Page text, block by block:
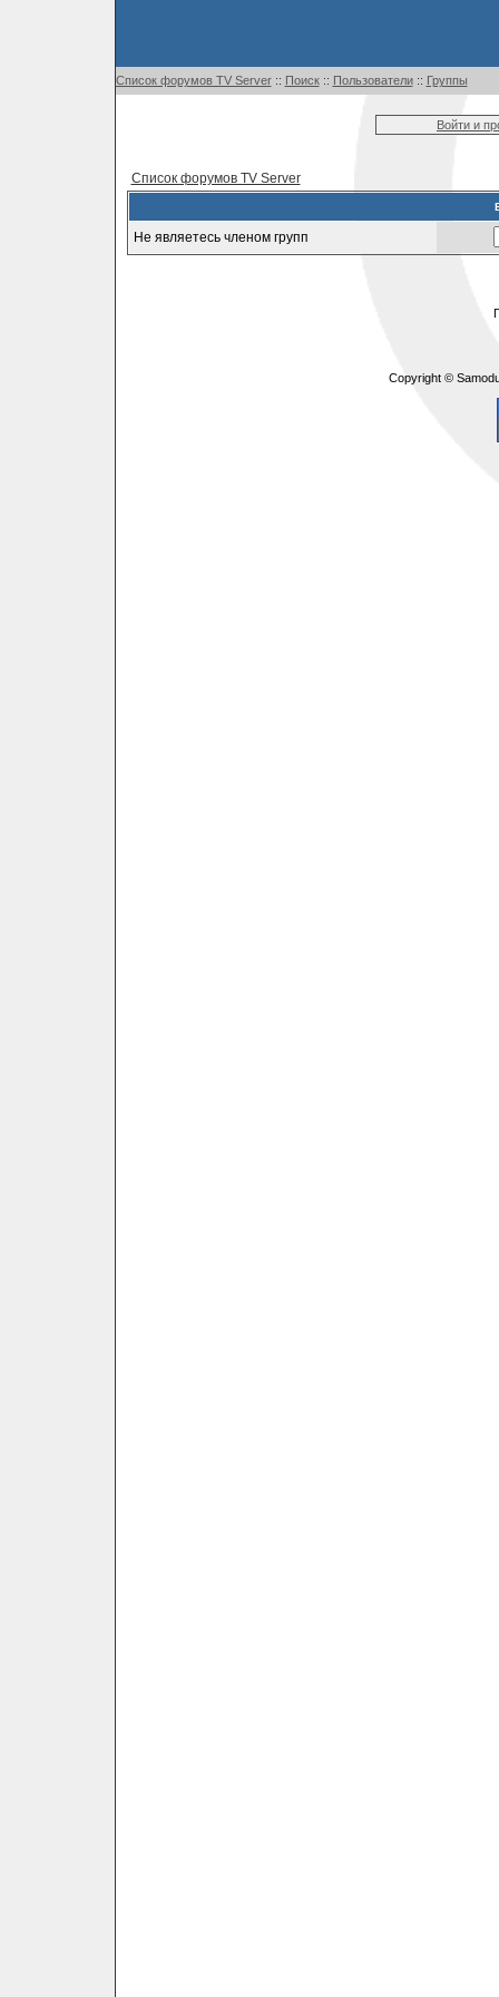
Список форумов TV Server:: Поиск:: Пользователи:: Группы
Войти и
Список форумов TV Server
Не являетесь членом групп
Copyright ©